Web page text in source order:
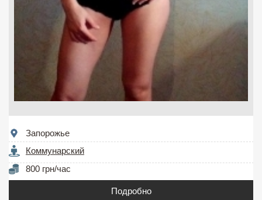
Запорожье
Коммунарский
800 грн/час
Подробно